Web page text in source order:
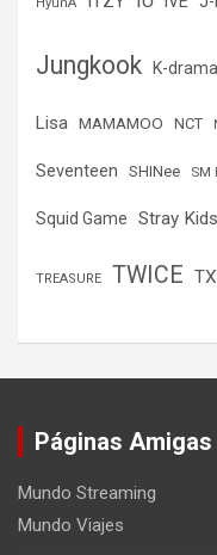
Jungkook K-drama
Lisa MAMAMOO NCT
Seventeen SHINee SM
Squid Game Stray Kids
TREASURE TWICE
Páginas Amigas
Mundo Streaming
Mundo Viajes